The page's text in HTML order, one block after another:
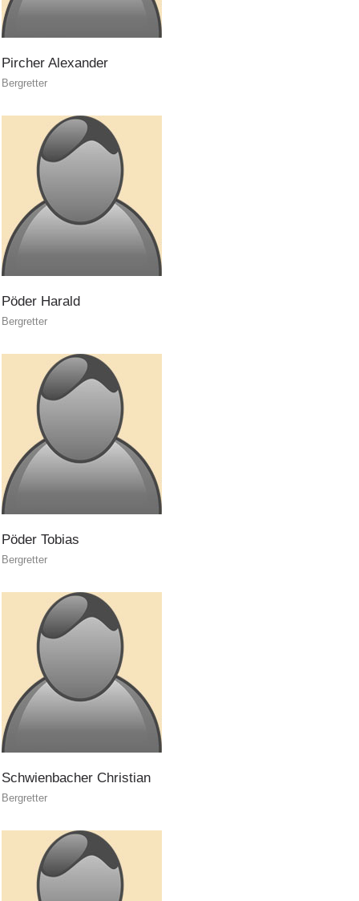
Soccorso sulle piste
Canyoning
Pircher Alexander
Bergretter
Pöder Harald
Bergretter
Pöder Tobias
Bergretter
Schwienbacher Christian
Bergretter